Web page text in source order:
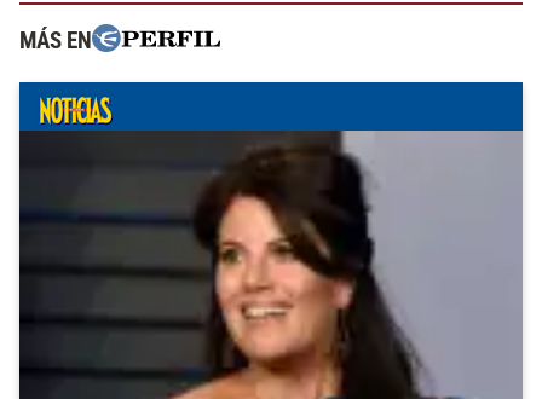
MÁS EN